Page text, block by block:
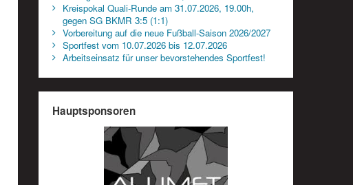
Kreispokal Quali-Runde am 31.07.2026, 19.00h,
gegen SG BKMR 3:5 (1:1)
Vorbereitung auf die neue Fußball-Saison 2026/2027
Sportfest vom 10.07.2026 bis 12.07.2026
Arbeitseinsatz für unser bevorstehendes Sportfest!
Hauptsponsoren